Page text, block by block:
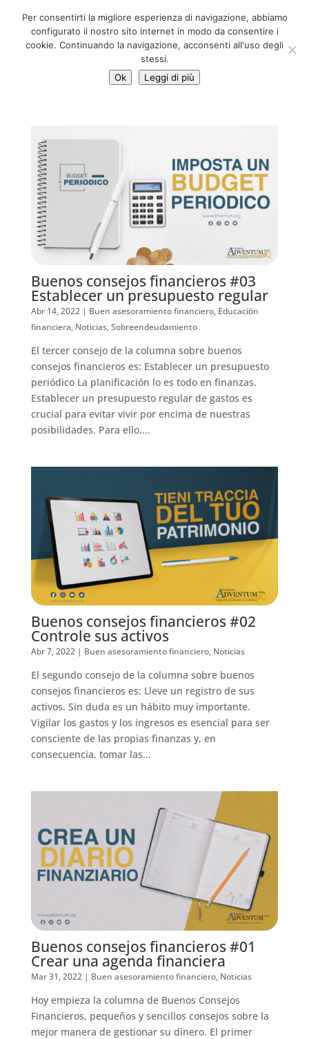
info@adventum.org
Buenos consejos financieros #03
Establecer un presupuesto regular
Abr 14, 2022| Buen asesoramiento financiero, Educación
financiera, Noticias,Sobreendeudamiento
El tercer consejo de la columna sobre buenos
consejos financieros es: Establecer un presupuesto
periódico La planificación lo es todo en finanzas.
Establecer un presupuesto regular de gastos es
crucial para evitar vivir por encima de nuestras
posibilidades. Para ello,...
Buenos consejos financieros #02
Controle sus activos
Abr 7, 2022| Buen asesoramiento financiero, Noticias
El segundo consejo de la columna sobre buenos
consejos financieros es: Lleve un registro de sus
activos. Sin duda es un hábito muy importante.
Vigilar los gastos y los ingresos es esencial para ser
consciente de las propias finanzas y, en
consecuencia, tomar las...
Buenos consejos financieros #01
Crear una agenda financiera
Mar 31, 2022| Buen asesoramiento financiero, Noticias
Hoy empieza la columna de Buenos Consejos
Financieros, pequeños y sencillos consejos sobre la
mejor manera de gestionar su dinero. El primer
Per consentirti la migliore esperienza di navigazione, abbiamo
configurato il nostro sito internet in modo da consentire i
cookie. Continuando la navigazione, acconsenti all'uso degli
stessi.
Ok
Leggi di più